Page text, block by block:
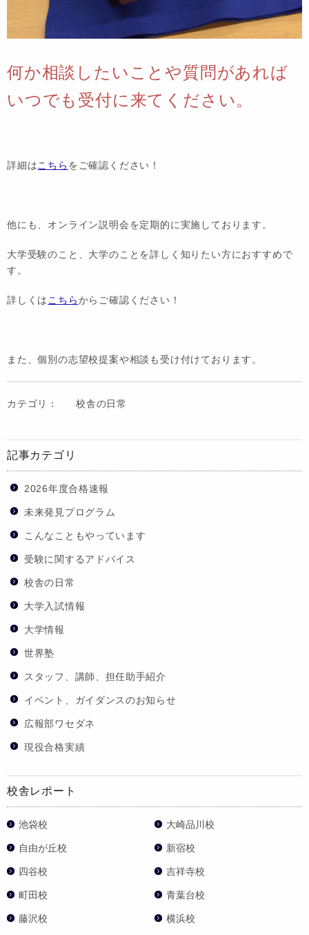
何か相談したいことや質問があれば
いつでも受付に来てください。
詳細はこちら をご確認ください！
他にも、オンライン説明会を定期的に実施しております。
大学受験のこと、大学のことを詳しく知りたい方におすすめで
す。
詳しくは こちらからご確認ください！
また、個別の志望校提案や相談も受け付けております。
カテゴリ： 校舎の日常
記事カテゴリ
2026年度合格速報
未来発見プログラム
こんなこともやっています
受験に関するアドバイス
校舎の日常
大学入試情報
大学情報
世界塾
スタッフ、講師、担任助手紹介
イベント、ガイダンスのお知らせ
広報部ワセダネ
現役合格実績
校舎レポート
池袋校 大崎品川校
自由が丘校 新宿校
四谷校 吉祥寺校
町田校 青葉台校
藤沢校 横浜校